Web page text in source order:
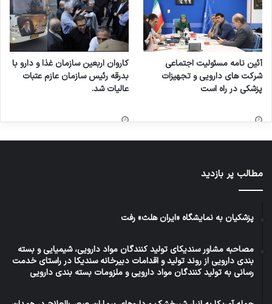
آئین نامه مسئولیت اجتماعی
شرکت های دارویی و تجهیزات
پزشکی در راه است
کاروان اربعین سازمان غذا و دارو با
بدرقه رئیس سازمان عازم عتبات
عالیات شد.
مطالب پر بازدید
پزشکیان به نمایشگاه «ایران هلث» رفت
مصاحبه مشاور سندیکای تولید کنندگان مواد دارویی، شیمیایی و بسته
بندی دارویی از روند تولید و اقدامات دبیرخانه سندیکا در راستای خدمت
رسانی به تولید کنندگان مواد دارویی و ملزومات بسته بندی دارویی